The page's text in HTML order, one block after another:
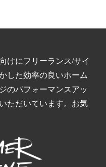
けにフリーランス/サイ
した効率の良いホーム
のパフォーマンスアッ
ただいています。お気